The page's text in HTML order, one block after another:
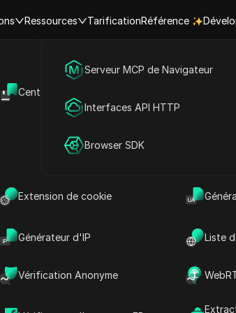
Marketing des médias sociaux
Publicité
Partage de compte
Ressources
Centre d'aide
Extension de cookie
Générateur d'IP Liste
Vérification Anonyme
TarificationRéférence
Serveur MCP de Navigateur
Interfaces API HTTP
Browser SDK
Poser des questions
Ouvrir dans ChatGPT
Ouvrir dans Claude
Poser des questions sur cette page
et fiables pour